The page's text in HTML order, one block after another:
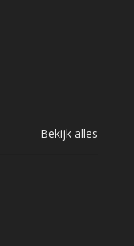
Bekijk alles